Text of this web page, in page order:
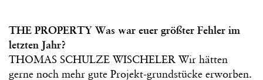
THE PROPERTY Was war euer größter Fehler im
letzten Jahr?
THOMAS SCHULZE WISCHELER Wir hätten
gerne noch mehr gute Projekt-grundstücke erworben.